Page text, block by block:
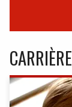
CARRIÈRE